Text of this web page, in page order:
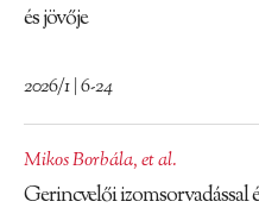
és jövője
2026/1 | 6-24
Mikos Borbála,et al.
Gerincvelői izomsorvadással